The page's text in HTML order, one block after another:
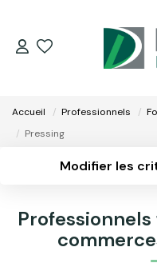
FAIRE
Accueil Professionnels
Pressing
Modifier les
Type de bien